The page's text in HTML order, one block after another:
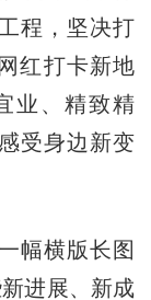
程，坚决打
红打卡新地
业、精致精
受身边新变
幅横版长图
进展、新成